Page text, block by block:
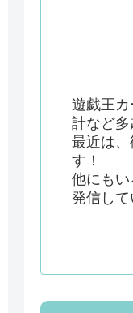
遊戯王
計など多
最近は、
す！
他にも
発信して